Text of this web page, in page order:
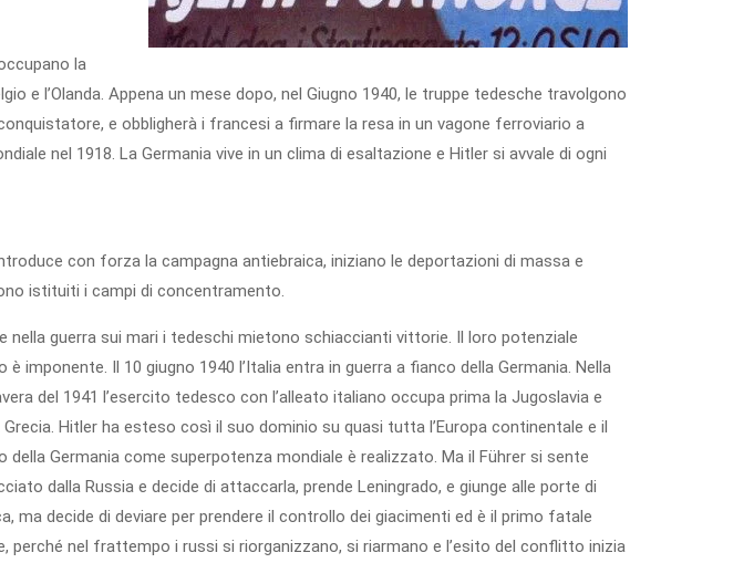
la
e l’Olanda. Appena un mese dopo, nel Giugno 1940, le truppe tedesche travolgono
e obbligherà i francesi a firmare la resa in un vagone ferroviario a
nel 1918. La Germania vive in un clima di esaltazione e Hitler si avvale di ogni
con forza la campagna antiebraica, iniziano le deportazioni di massa e
istituiti i campi di concentramento.
nella guerra sui mari i tedeschi mietono schiaccianti vittorie. Il loro potenziale
è imponente. Il 10 giugno 1940 l’Italia entra in guerra a fianco della Germania. Nella
del 1941 l’esercito tedesco con l’alleato italiano occupa prima la Jugoslavia e
Grecia. Hitler ha esteso così il suo dominio su quasi tutta l’Europa continentale e il
della Germania come superpotenza mondiale è realizzato. Ma il Führer si sente
dalla Russia e decide di attaccarla, prende Leningrado, e giunge alle porte di
ma decide di deviare per prendere il controllo dei giacimenti ed è il primo fatale
perché nel frattempo i russi si riorganizzano, si riarmano e l’esito del conflitto inizia